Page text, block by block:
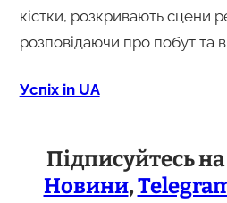
кістки, розкривають сцени
розповідаючи про побут та
Успіх in UA
Підписуйтесь на
Новини,